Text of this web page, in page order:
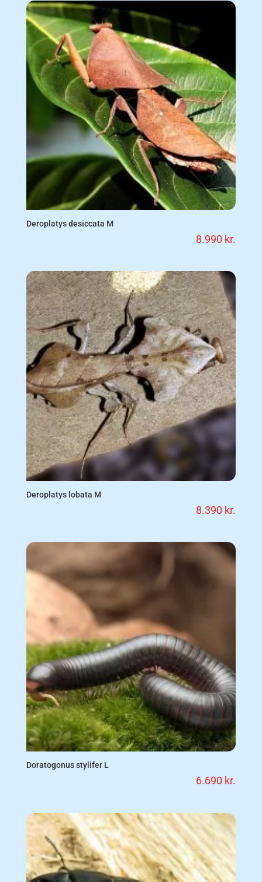
Deroplatys desiccata M
8.990 kr.
Deroplatys lobata M
8.390 kr.
Doratogonus stylifer L
6.690 kr.